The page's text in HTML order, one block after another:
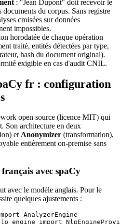
: "Jean Dupont" doit recevoir le
documents du corpus. Sans registre
croisées sur données
impossibles.
horodatée de chaque opération
traité, entités détectées par type,
hash du document original).
exigible en cas d'audit CNIL.
fr : configuration
open source (licence MIT) qui
Son architecture en deux
etAnonymizer (transformation),
entièrement on-premise sans
avec spaCy
avec le modèle anglais. Pour le
quelques ajustements :
AnalyzerEngine
import